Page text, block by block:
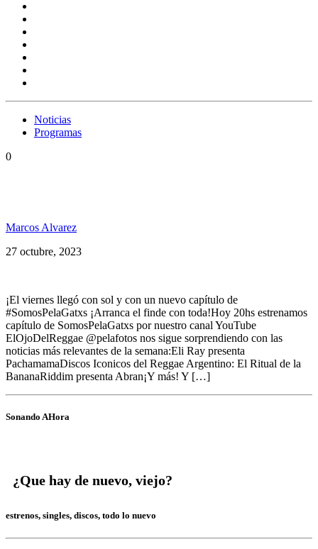
Noticias
Programas
0
Marcos Alvarez
27 octubre, 2023
¡El viernes llegó con sol y con un nuevo capítulo de
#SomosPelaGatxs ¡Arranca el finde con toda!Hoy 20hs estrenamos
capítulo de SomosPelaGatxs por nuestro canal YouTube
ElOjoDelReggae @pelafotos nos sigue sorprendiendo con las
noticias más relevantes de la semana:Eli Ray presenta
PachamamaDiscos Iconicos del Reggae Argentino: El Ritual de la
BananaRiddim presenta Abran¡Y más! Y […]
Sonando AHora
¿Que hay de nuevo, viejo?
estrenos, singles, discos, todo lo nuevo